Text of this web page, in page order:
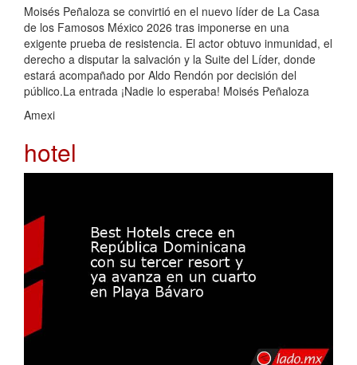
Moisés Peñaloza se convirtió en el nuevo líder de La Casa
de los Famosos México 2026 tras imponerse en una
exigente prueba de resistencia. El actor obtuvo inmunidad, el
derecho a disputar la salvación y la Suite del Líder, donde
estará acompañado por Aldo Rendón por decisión del
público.La entrada ¡Nadie lo esperaba! Moisés Peñaloza
Amexi
hotel